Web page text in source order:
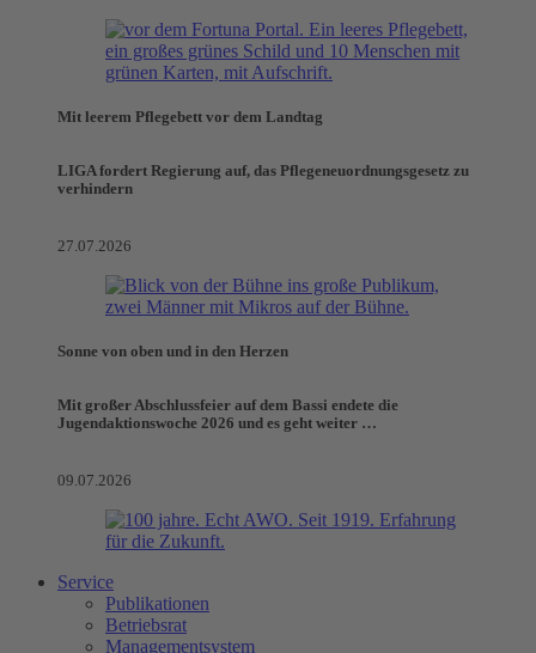
Mit leerem Pflegebett vor dem Landtag
LIGA fordert Regierung auf, das Pflegeneuordnungsgesetz zu
verhindern
27.07.2026
Sonne von oben und in den Herzen
Mit großer Abschlussfeier auf dem Bassi endete die
Jugendaktionswoche 2026 und es geht weiter …
09.07.2026
Service
Publikationen
Betriebsrat
Managementsystem